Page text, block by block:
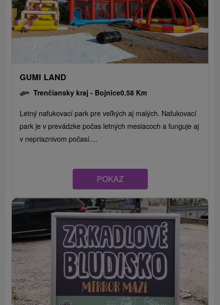
GUMI LAND
Trenčiansky kraj - Bojnice0.58 Km
Letný nafukovací park pre veľkých aj malých. Nafukovací
park je v prevádzke počas letných mesiacoch a funguje aj
v nepriaznivom počasí....
POKAZ